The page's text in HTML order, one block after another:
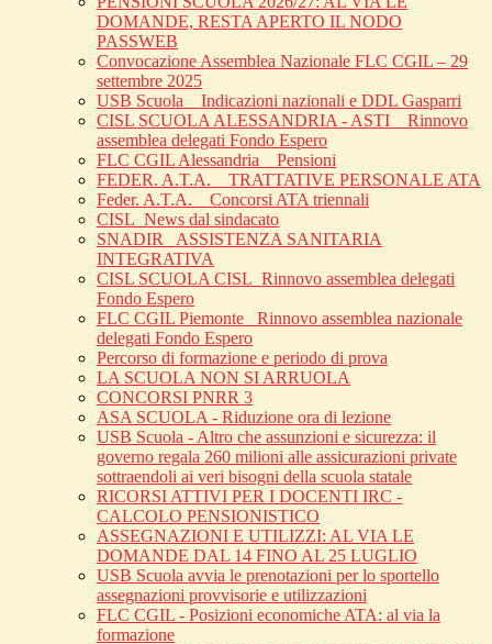
DOMANDE, RESTA APERTO IL NODO
PASSWEB
Convocazione Assemblea Nazionale FLC CGIL – 29
settembre 2025
USB Scuola _ Indicazioni nazionali e DDL Gasparri
CISL SCUOLA ALESSANDRIA - ASTI _ Rinnovo
assemblea delegati Fondo Espero
FLC CGIL Alessandria _ Pensioni
FEDER. A.T.A. _ TRATTATIVE PERSONALE ATA
Feder. A.T.A. _ Concorsi ATA triennali
CISL_News dal sindacato
SNADIR_ ASSISTENZA SANITARIA
INTEGRATIVA
CISL SCUOLA CISL_Rinnovo assemblea delegati
Fondo Espero
FLC CGIL Piemonte _Rinnovo assemblea nazionale
delegati Fondo Espero
Percorso di formazione e periodo di prova
LA SCUOLA NON SI ARRUOLA
CONCORSI PNRR 3
ASA SCUOLA - Riduzione ora di lezione
USB Scuola - Altro che assunzioni e sicurezza: il
governo regala 260 milioni alle assicurazioni private
sottraendoli ai veri bisogni della scuola statale
RICORSI ATTIVI PER I DOCENTI IRC -
CALCOLO PENSIONISTICO
ASSEGNAZIONI E UTILIZZI: AL VIA LE
DOMANDE DAL 14 FINO AL 25 LUGLIO
USB Scuola avvia le prenotazioni per lo sportello
assegnazioni provvisorie e utilizzazioni
FLC CGIL - Posizioni economiche ATA: al via la
formazione